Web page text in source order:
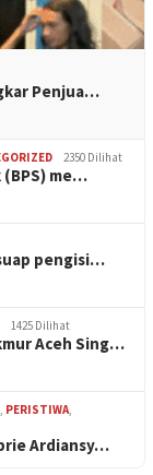
Penjua…
2350 Dilihat
me…
pengisi…
1425 Dilihat
Aceh Sing…
PERISTIWA
Ardiansy…